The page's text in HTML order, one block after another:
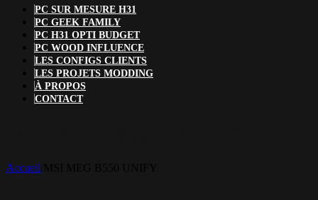
PC SUR MESURE H31
PC GEEK FAMILY
PC H31 OPTI BUDGET
PC WOOD INFLUENCE
LES CONFIGS CLIENTS
LES PROJETS MODDING
À PROPOS
CONTACT
Accueil